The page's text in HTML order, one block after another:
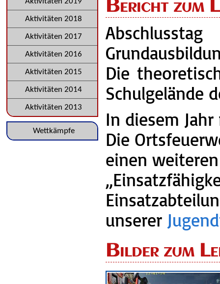
Bericht zum
Die
Schulgelände
In diesem
Die
einen
unserer
Bilder zum
Aktivitäten 2018
Aktivitäten 2017
Aktivitäten 2016
Aktivitäten 2015
Aktivitäten 2014
Aktivitäten 2013
NavigationWettkämpfe